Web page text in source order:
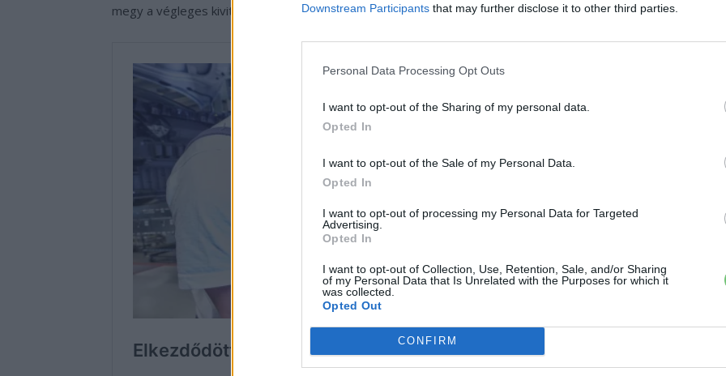
Downstream Participants that may further disclose it to other third parties.
Personal Data Processing Opt Outs
I want to opt-out of the Sharing of my personal data.
Opted In
I want to opt-out of the Sale of my Personal Data.
Opted In
I want to opt-out of processing my Personal Data for Targeted
Advertising.
Opted In
I want to opt-out of Collection, Use, Retention, Sale, and/or Sharing
of my Personal Data that Is Unrelated with the Purposes for which it
was collected.
Opted Out
CONFIRM
megy a végleges kivitel gyártása Zwickauban.